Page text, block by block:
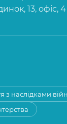
13, офіс, 4
з наслідками